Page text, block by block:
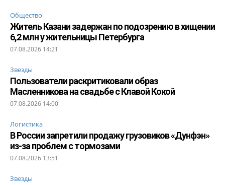
Общество
Житель Казани задержан по подозрению в хищении
6,2 млн у жительницы Петербурга
07.08.2026 14:21
Звезды
Пользователи раскритиковали образ
Масленникова на свадьбе с Клавой Кокой
07.08.2026 14:00
Логистика
В России запретили продажу грузовиков «Дунфэн»
из-за проблем с тормозами
07.08.2026 13:51
Звезды